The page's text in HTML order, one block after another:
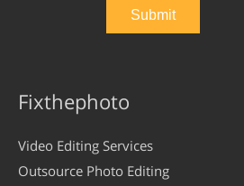
Fixthephoto
Video Editing Services
Outsource Photo Editing